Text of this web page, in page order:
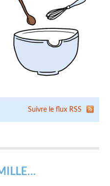
Suivre le flux RSS